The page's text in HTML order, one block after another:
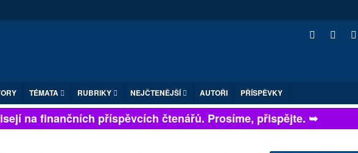
TÉMATA RUBRIKY NEJČTENĚJŠÍ AUTOŘI PŘÍSPĚVKY
na finančních příspěvcích čtenářů. Prosíme, přispějte. ➥